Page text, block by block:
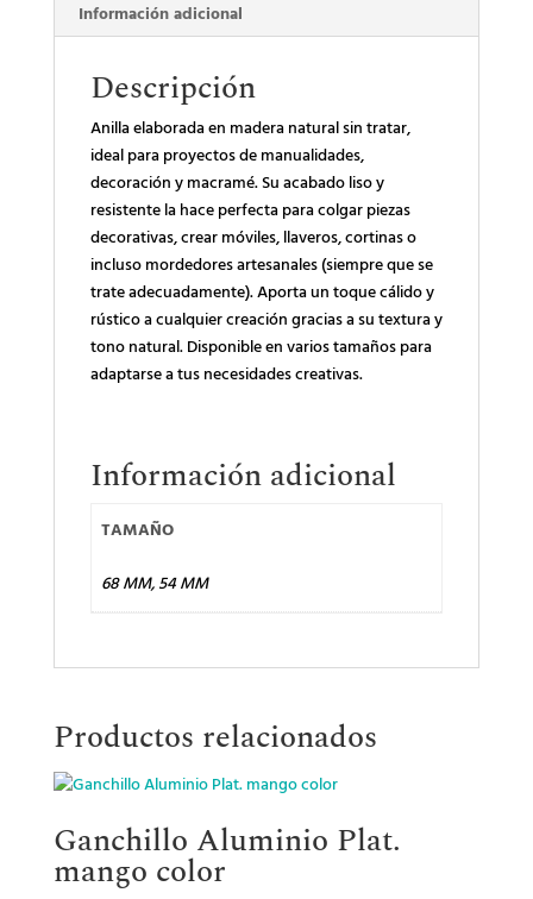
Información adicional
Descripción
Anilla elaborada en madera natural sin tratar,
ideal para proyectos de manualidades,
decoración y macramé. Su acabado liso y
resistente la hace perfecta para colgar piezas
decorativas, crear móviles, llaveros, cortinas o
incluso mordedores artesanales (siempre que se
trate adecuadamente). Aporta un toque cálido y
rústico a cualquier creación gracias a su textura y
tono natural. Disponible en varios tamaños para
adaptarse a tus necesidades creativas.
Información adicional
TAMAÑO
68 MM, 54 MM
Productos relacionados
Ganchillo Aluminio Plat.
mango color